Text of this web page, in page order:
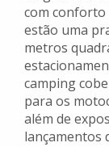
com conforto
estão uma
metros
camping
para os
além de
lançamentos